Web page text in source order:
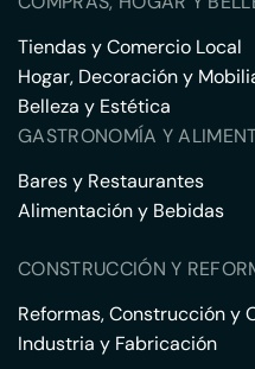
Tiendas y Comercio Local
Hogar, Decoración y
Belleza y Estética
GASTRONOMÍA Y
Bares y Restaurantes
Alimentación y Bebidas
CONSTRUCCIÓN Y
Reformas, Construcción y
Industria y Fabricación